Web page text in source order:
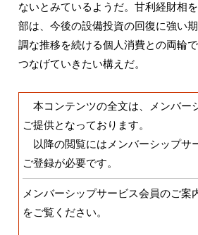
ないとみているようだ。甘利経財相
部は、今後の設備投資の回復に強い
調な推移を続ける個人消費との両輪
つなげていきたい構えだ。
本コンテンツの全文は、メンバー
ご提供となっております。
以降の閲覧にはメンバーシップサ
ご登録が必要です。
メンバーシップサービス会員のご案
をご覧ください。